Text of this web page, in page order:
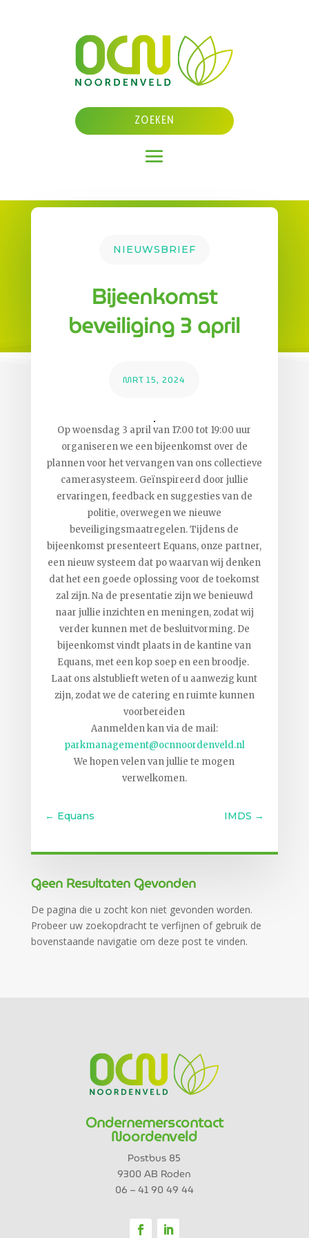
NIEUWSBRIEF
Bijeenkomst
beveiliging 3 april
MRT 15, 2024
Op woensdag 3 april van 17:00 tot 19:00 uur
organiseren we een bijeenkomst over de
plannen voor het vervangen van ons collectieve
camerasysteem. Geïnspireerd door jullie
ervaringen, feedback en suggesties van de
politie, overwegen we nieuwe
beveiligingsmaatregelen. Tijdens de
bijeenkomst presenteert Equans, onze partner,
een nieuw systeem dat po waarvan wij denken
dat het een goede oplossing voor de toekomst
zal zijn. Na de presentatie zijn we benieuwd
naar jullie inzichten en meningen, zodat wij
verder kunnen met de besluitvorming. De
bijeenkomst vindt plaats in de kantine van
Equans, met een kop soep en een broodje.
Laat ons alstublieft weten of u aanwezig kunt
zijn, zodat we de catering en ruimte kunnen
voorbereiden
Aanmelden kan via de mail:
parkmanagement@ocnnoordenveld.nl
We hopen velen van jullie te mogen
verwelkomen.
← Equans IMDS →
Geen Resultaten Gevonden
De pagina die u zocht kon niet gevonden worden.
Probeer uw zoekopdracht te verfijnen of gebruik de
bovenstaande navigatie om deze post te vinden.
Ondernemerscontact
Noordenveld
Postbus 85
9300 AB Roden
06 – 41 90 49 44